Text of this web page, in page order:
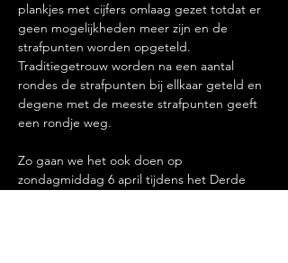
plankjes met cijfers omlaag gezet totdat er
geen mogelijkheden meer zijn en de
strafpunten worden opgeteld.
Traditiegetrouw worden na een aantal
rondes de strafpunten bij ellkaar geteld en
degene met de meeste strafpunten geeft
een rondje weg.
Zo gaan we het ook doen op
zondagmiddag 6 april tijdens het Derde